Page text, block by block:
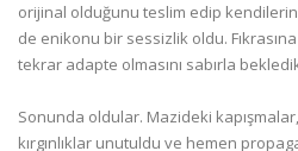
orijinal olduğunu teslim edip
de enikonu bir sessizlik oldu.
tekrar adapte olmasını sabırla
Sonunda oldular. Mazideki
kırgınlıklar unutuldu ve hemen